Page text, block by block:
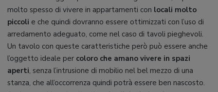
molto spesso di vivere in appartamenti con locali molto
piccoli e che quindi dovranno essere ottimizzati con l’uso di
arredamento adeguato, come nel caso di tavoli pieghevoli.
Un tavolo con queste caratteristiche però può essere anche
l’oggetto ideale per coloro che amano vivere in spazi
aperti, senza l’intrusione di mobilio nel bel mezzo di una
stanza, che all’occorrenza quindi potrà essere ben nascosto.